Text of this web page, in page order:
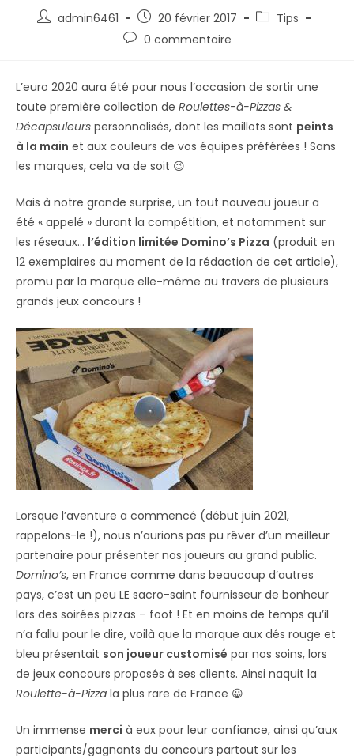
admin6461 20 février 2017
Tips
0 commentaire
L’euro 2020 aura été pour nous l’occasion de sortir une
toute première collection de Roulettes-à-Pizzas &
Décapsuleurs personnalisés, dont les maillots sont peints
à la main et aux couleurs de vos équipes préférées ! Sans
les marques, cela va de soit 😉
Mais à notre grande surprise, un tout nouveau joueur a
été « appelé » durant la compétition, et notamment sur
les réseaux… l’édition limitée Domino’s Pizza (produit en
12 exemplaires au moment de la rédaction de cet article),
promu par la marque elle-même au travers de plusieurs
grands jeux concours !
Lorsque l’aventure a commencé (début juin 2021,
rappelons-le !), nous n’aurions pas pu rêver d’un meilleur
partenaire pour présenter nos joueurs au grand public.
Domino’s, en France comme dans beaucoup d’autres
pays, c’est un peu LE sacro-saint fournisseur de bonheur
lors des soirées pizzas – foot ! Et en moins de temps qu’il
n’a fallu pour le dire, voilà que la marque aux dés rouge et
bleu présentait son joueur customisé par nos soins, lors
de jeux concours proposés à ses clients. Ainsi naquit la
Roulette-à-Pizza la plus rare de France 😀
Un immense merci à eux pour leur confiance, ainsi qu’aux
participants/gagnants du concours partout sur les